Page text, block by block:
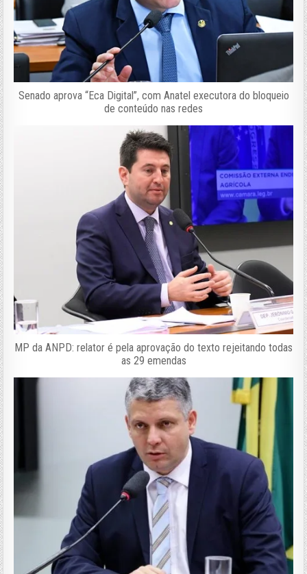
Senado aprova “Eca Digital”, com Anatel executora do bloqueio
de conteúdo nas redes
MP da ANPD: relator é pela aprovação do texto rejeitando todas
as 29 emendas